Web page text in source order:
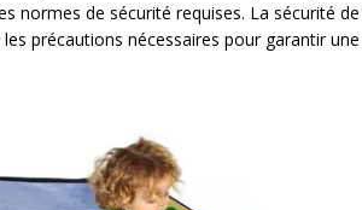
normes de sécurité requises. La sécurité
précautions nécessaires pour garantir